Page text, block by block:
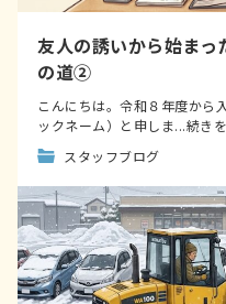
友人の誘いから始ま
の道②
こんにちは。令和８年度から
ックネーム）と申しま...続き
スタッフブログ